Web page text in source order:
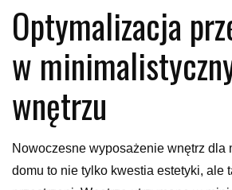
Optymalizacja
w
wnętrzu
Nowoczesne wyposażenie wnętrz dla
domu to nie tylko kwestia estetyki, ale